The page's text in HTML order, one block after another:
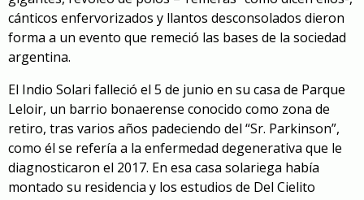
cánticos enfervorizados y llantos desconsolados dieron
forma a un evento que remeció las bases de la sociedad
argentina.
El Indio Solari falleció el 5 de junio en su casa de Parque
Leloir, un barrio bonaerense conocido como zona de
retiro, tras varios años padeciendo del “Sr. Parkinson”,
como él se refería a la enfermedad degenerativa que le
diagnosticaron el 2017. En esa casa solariega había
montado su residencia y los estudios de Del Cielito